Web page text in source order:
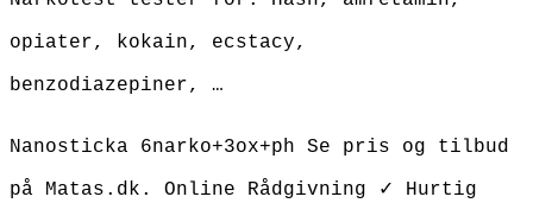
opiater, kokain, ecstacy,
benzodiazepiner, …
Nanosticka 6narko+3ox+ph Se pris og tilbud
på Matas.dk. Online Rådgivning ✓ Hurtig